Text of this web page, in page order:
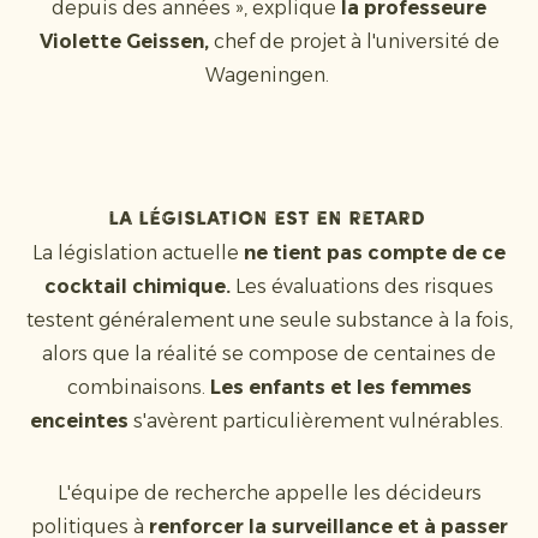
depuis des années », explique la professeure
Violette Geissen,chef de projet à l'université de
Wageningen.
La législation est en retard
La législation actuelle ne tient pas compte de ce
cocktail chimique. Les évaluations des risques
testent généralement une seule substance à la fois,
alors que la réalité se compose de centaines de
combinaisons. Les enfants et les femmes
enceintes s'avèrent particulièrement vulnérables.
L'équipe de recherche appelle les décideurs
politiques à renforcer la surveillance et à passer